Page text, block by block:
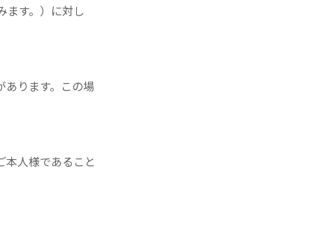
ます。）に対し
ります。この場
本人様であること